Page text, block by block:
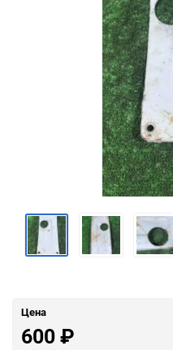
Цена
600₽